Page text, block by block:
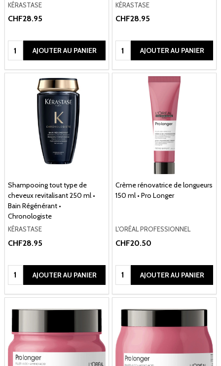
KÉRASTASE
CHF28.95
Quantité:AJOUTER AU PANIER
KÉRASTASE
CHF28.95
Quantité:AJOUTER AU PANIER
Shampooing tout type de
cheveux revitalisant 250 ml •
Bain Régénérant •
Chronologiste
KÉRASTASE
CHF28.95
Quantité:AJOUTER AU PANIER
Crème rénovatrice de longueurs
150 ml • Pro Longer
L'ORÉAL PROFESSIONNEL
CHF20.50
Quantité:AJOUTER AU PANIER